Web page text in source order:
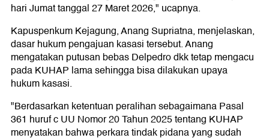
hari Jumat tanggal 27 Maret 2026," ucapnya.
Kapuspenkum Kejagung, Anang Supriatna, menjelaskan,
dasar hukum pengajuan kasasi tersebut. Anang
mengatakan putusan bebas Delpedro dkk tetap mengacu
pada KUHAP lama sehingga bisa dilakukan upaya
hukum kasasi.
"Berdasarkan ketentuan peralihan sebagaimana Pasal
361 huruf c UU Nomor 20 Tahun 2025 tentang KUHAP
menyatakan bahwa perkara tindak pidana yang sudah